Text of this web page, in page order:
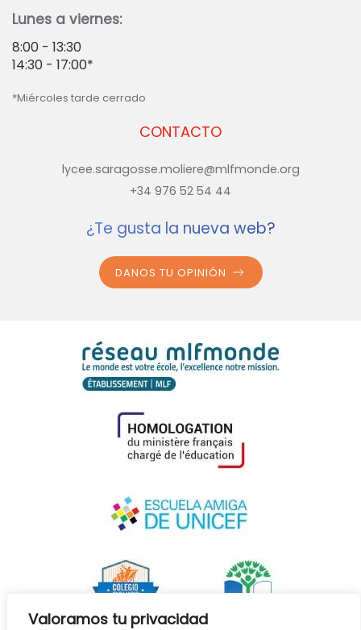
Valoramos tu privacidad
CONTACTO
lycee.saragosse.moliere@mlfmonde.org
+34 976 52 54 44
Lunes a viernes:
8:00 - 13:30
14:30 - 17:00*
*Miércoles tarde cerrado
¿Te gusta la nueva web?
DANOS TU OPINIÓN